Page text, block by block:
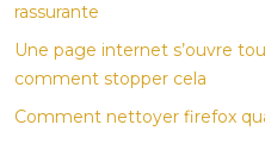
rassurante
Une page internet s’ouvre
comment stopper cela
Comment nettoyer firefox